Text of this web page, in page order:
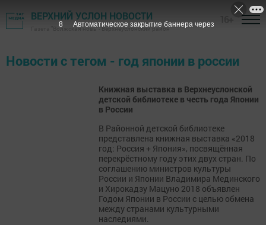
ВЕРХНИЙ УСЛОН НОВОСТИ
Газета "Волжская новь" - Верхнеуслонский район
Новости с тегом - год японии в россии
Книжная выставка в Верхнеуслонской
детской библиотеке в честь года Японии
в России
В Районной детской библиотеке
представлена книжная выставка «2018
год: Россия + Япония», посвящённая
перекрёстному году этих двух стран. По
соглашению министров культуры
России и Японии Владимира Мединского
и Хирокадзу Мацуно 2018 объявлен
Годом Японии в России с целью обмена
между странами культурными
наследиями.
8 Автоматическое закрытие баннера через